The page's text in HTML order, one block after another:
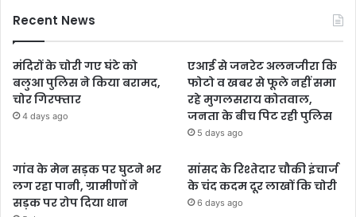
Recent News
मंदिरों के चोरी गए घंटे को
बलुआ पुलिस ने किया बरामद,
चोर गिरफ्तार
4 days ago
एआई से जनरेट अलनजीरा कि
फोटो व खबर से फूले नहीं समा
रहे मुगलसराय कोतवाल,
जनता के बीच पिट रही पुलिस
5 days ago
गांव के मेन सड़क पर घुटने भर
लग रहा पानी, ग्रामीणों ने
सड़क पर रोप दिया धान
सांसद के रिश्तेदार चौकी इंचार्ज
के चंद कदम दूर लाखों कि चोरी
6 days ago